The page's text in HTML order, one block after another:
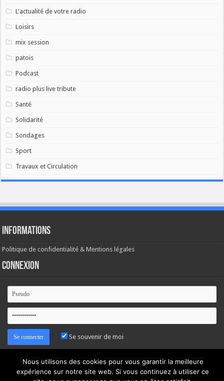
L'actualité de votre radio
Loisirs
mix session
patois
Podcast
radio plus live tribute
Santé
Solidarité
Sondages
Sport
Travaux et Circulation
Informations
Politique de confidentialité & Mentions légales
Connexion
Se souvenir de moi
Mot de passe oublié ?
Nous utilisons des cookies pour vous garantir la meilleure
expérience sur notre site web. Si vous continuez à utiliser ce